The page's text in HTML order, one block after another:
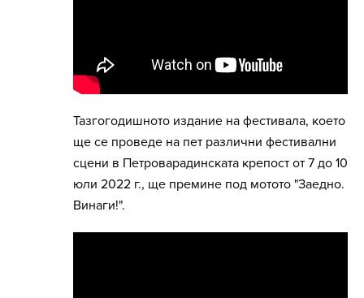
Тазгогодишното издание на фестивала, което
ще се проведе на пет различни фестивални
сцени в Петроварадинската крепост от 7 до 10
юли 2022 г., ще премине под мотото "Заедно.
Винаги!".